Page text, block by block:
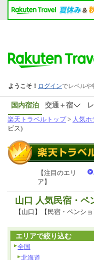
国内宿泊 交通＋宿
楽天トラベルトップ> 人気
ビス)
【注目のエリ
ア】
山口 人気民宿・ペ
【山口】【民宿・ペンシ
エリアで絞り込む
全国
北海道